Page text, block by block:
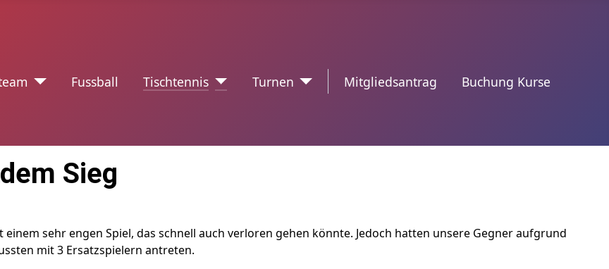
Fussball Tischtennis Turnen trennzeichen2
Mitgliedsantrag Buchung Kurse
Sieg
sehr engen Spiel, das schnell auch verloren gehen könnte. Jedoch hatten unsere Gegner aufgrund
mit 3 Ersatzspielern antreten.